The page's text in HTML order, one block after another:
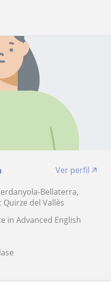
Ver perfil
Bellaterra,
Quirze del Vallès
in Advanced English